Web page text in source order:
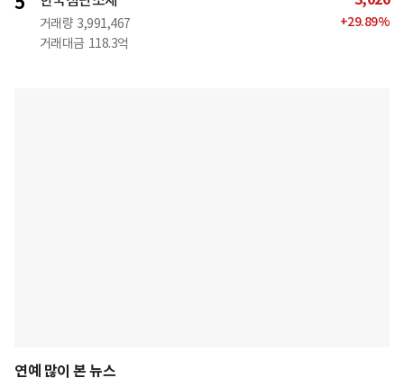
거래량 3,991,467
거래대금 118.3억
+29.89%
연예 많이 본 뉴스